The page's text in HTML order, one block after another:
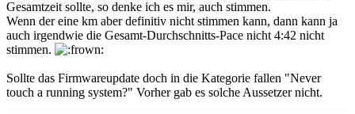
Gesamtzeit sollte, so denke ich es mir, auch stimmen.
Wenn der eine km aber definitiv nicht stimmen kann, dann kann ja
auch irgendwie die Gesamt-Durchschnitts-Pace nicht 4:42 nicht
stimmen.
Sollte das Firmwareupdate doch in die Kategorie fallen "Never
touch a running system?" Vorher gab es solche Aussetzer nicht.